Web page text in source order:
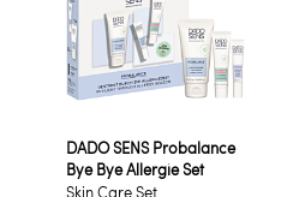
DADO SENS Probalance
Bye Bye Allergie Set
Skin Care Set